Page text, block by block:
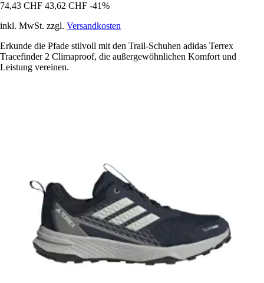
74,43 CHF 43,62 CHF -41%
inkl. MwSt. zzgl. Versandkosten
Erkunde die Pfade stilvoll mit den Trail-Schuhen adidas Terrex
Tracefinder 2 Climaproof, die außergewöhnlichen Komfort und
Leistung vereinen.